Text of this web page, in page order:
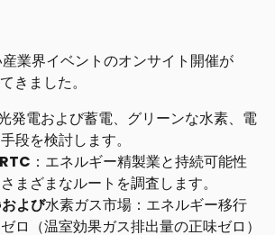
界イベントのオンサイト開催が
きました。
発電および蓄電、グリーンな水素、電
段を検討します。
：エネルギー精製業と持続可能性
まざまなルートを調査します。
よび水素ガス市場：エネルギー移行
ロ（温室効果ガス排出量の正味ゼロ）